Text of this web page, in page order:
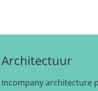
Architectuur
Incompany architecture